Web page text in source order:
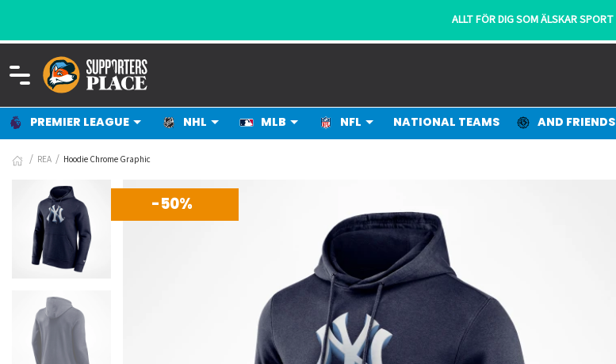
ALLT FÖR DIG SOM ÄLSKAR SPORT
PREMIER LEAGUE NHL MLB NFL NATIONAL TEAMS AND FRIENDS
REA Hoodie Chrome Graphic
-50%